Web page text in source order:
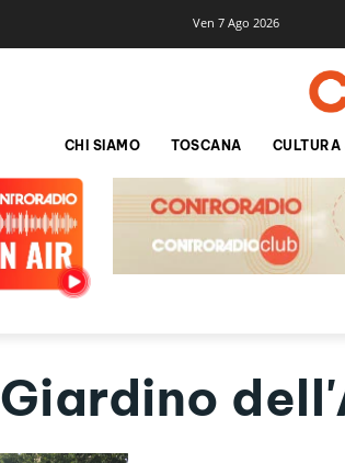
Ven 7 Ago 2026
CHI SIAMO TOSCANA CULTURA
Giardino